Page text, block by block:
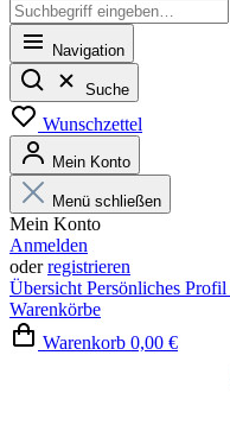
Navigation
Suche
Wunschzettel
Mein Konto
Menü schließen
Mein Konto
Anmelden
oderregistrieren
Übersicht Persönliches Profil
Warenkörbe
Warenkorb 0,00 €